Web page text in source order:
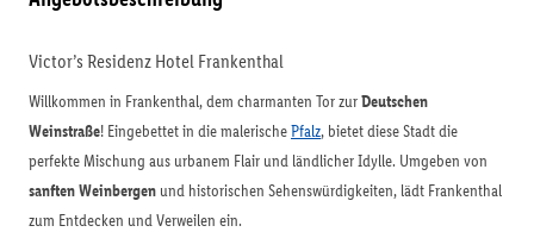
Victor’s Residenz Hotel Frankenthal
Willkommen in Frankenthal, dem charmanten Tor zurDeutschen
Weinstraße! Eingebettet in die malerischePfalz, bietet diese Stadt die
perfekte Mischung aus urbanem Flair und ländlicher Idylle. Umgeben von
sanften Weinbergen und historischen Sehenswürdigkeiten, lädt Frankenthal
zum Entdecken und Verweilen ein.​